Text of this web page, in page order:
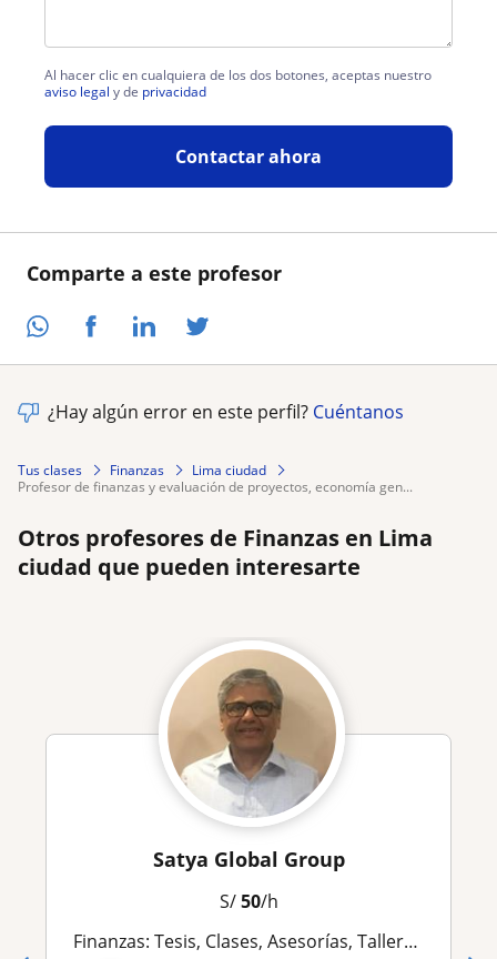
Comparte a este profesor
Al hacer clic en cualquiera de los dos botones, aceptas nuestro
aviso legal y de privacidad
Contactar ahora
¿Hay algún error en este perfil? Cuéntanos
Tus clases Finanzas
Lima ciudad
profesor de finanzas y evaluación de proyectos, economía gen...
Otros profesores de Finanzas en Lima
ciudad que pueden interesarte
Satya Global Group
S/50/h
Finanzas: Tesis, Clases, Asesorías, Talleres, Invest., Trabajos, deja tu número